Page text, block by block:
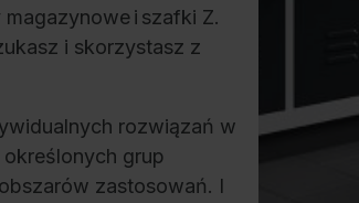
i szafki Z.
i skorzystasz z
rozwiązań w
grup
zastosowań. I